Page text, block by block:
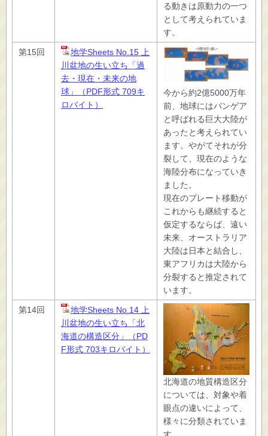
る動きは原動力の一つ
として考えられていま
す。
第15回
地学Sheets No.15 上
川盆地の生い立ち「過
去・現在・未来の地
球」（PDF形式 709キ
ロバイト）
今から約2億5000万年
前、地球にはパンゲア
と呼ばれる巨大大陸が
あったと考えられてい
ます。やがてそれが分
裂して、現在のような
海陸分布になっていき
ました。
現在のプレート移動が
これからも継続すると
仮定するならば、遠い
未来、オーストラリア
大陸は日本と結合し、
東アフリカは大陸から
分裂すると推定されて
います。
第14回
地学Sheets No.14 上
川盆地の生い立ち「北
海道の構造区分」（PD
F形式 703キロバイト）
北海道の地質構造区分
については、対象や着
眼点の違いによって、
様々に分類されていま